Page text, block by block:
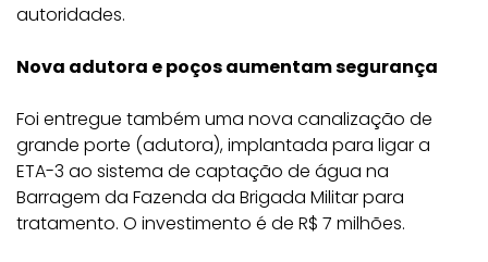
autoridades.
Nova adutora e poços aumentam segurança
Foi entregue também uma nova canalização de
grande porte (adutora), implantada para ligar a
ETA-3 ao sistema de captação de água na
Barragem da Fazenda da Brigada Militar para
tratamento. O investimento é de R$ 7 milhões.